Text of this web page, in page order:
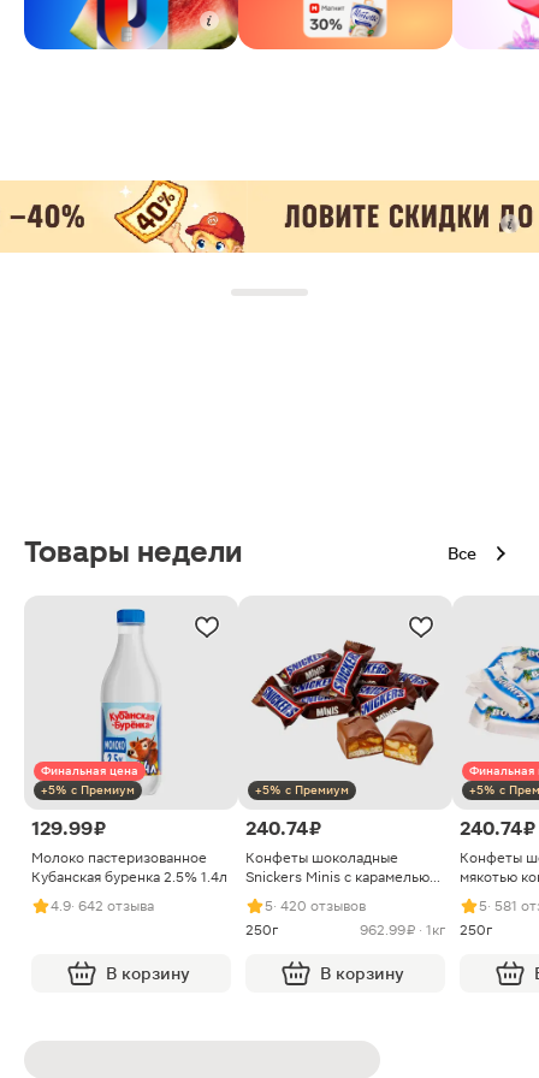
Товары недели Все
Финальная цена
+5% с Премиум
129.99 ₽
Молоко пастеризованное
Кубанская буренка 2.5% 1.4л
4.9· 642 отзыва
В корзину
+5% с Премиум
240.74 ₽
Конфеты шоколадные
Snickers Minis с карамелью
арахисом и нугой
5· 420 отзывов
250г
962.99 ₽ · 1кг
В корзину
Финальная
+5% с
240.74 ₽
Конфеты
мякотью
5· 581
250г